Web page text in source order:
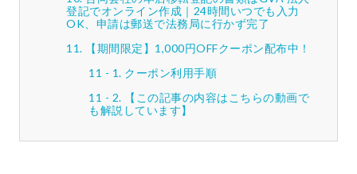
登記でオンライン作成｜24時間いつでも入力
OK、申請は郵送で法務局に行かず完了
【期間限定】1,000円OFFクーポン配布中！
クーポン利用手順
【この記事の内容はこちらの動画で
も解説しています】